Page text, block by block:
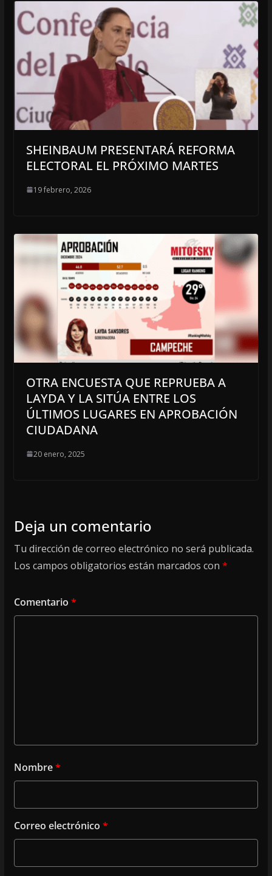
SHEINBAUM PRESENTARÁ REFORMA
ELECTORAL EL PRÓXIMO MARTES
19 febrero, 2026
OTRA ENCUESTA QUE REPRUEBA A
LAYDA Y LA SITÚA ENTRE LOS
ÚLTIMOS LUGARES EN APROBACIÓN
CIUDADANA
20 enero, 2025
Deja un comentario
Tu dirección de correo electrónico no será publicada.
Los campos obligatorios están marcados con *
Comentario *
Nombre*
Correo electrónico *